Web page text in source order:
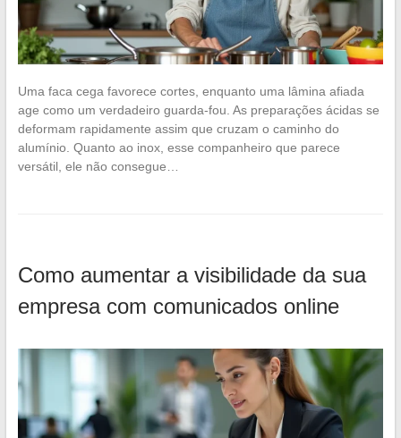
Uma faca cega favorece cortes, enquanto uma lâmina afiada
age como um verdadeiro guarda-fou. As preparações ácidas se
deformam rapidamente assim que cruzam o caminho do
alumínio. Quanto ao inox, esse companheiro que parece
versátil, ele não consegue…
Como aumentar a visibilidade da sua
empresa com comunicados online